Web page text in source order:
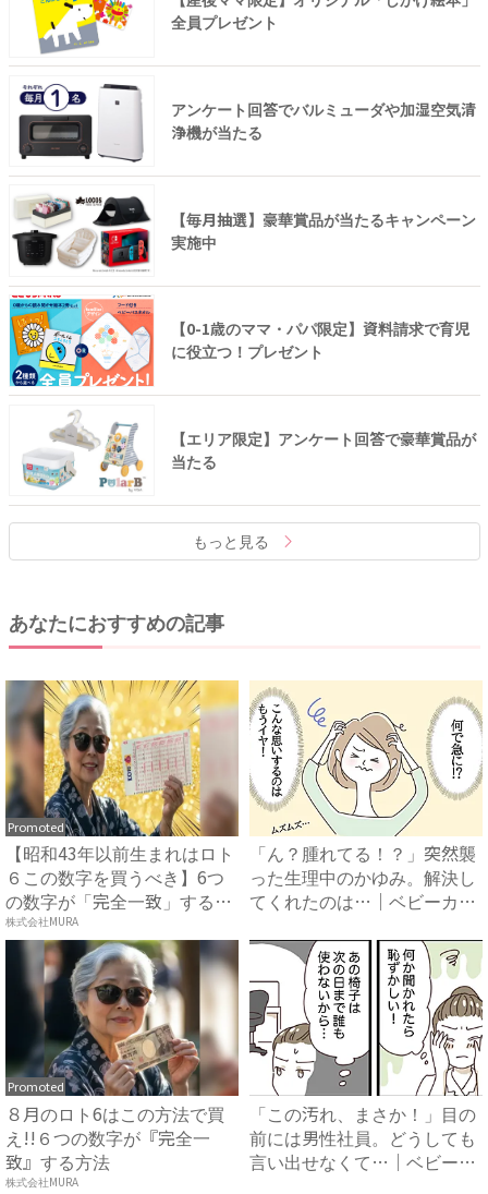
全員プレゼント
アンケート回答でバルミューダや加湿空気清
浄機が当たる
【毎月抽選】豪華賞品が当たるキャンペーン
実施中
【0-1歳のママ・パパ限定】資料請求で育児
に役立つ！プレゼント
【エリア限定】アンケート回答で豪華賞品が
当たる
もっと見る
あなたにおすすめの記事
Promoted
【昭和43年以前生まれはロト
６この数字を買うべき】6つ
の数字が「完全一致」する
方...
株式会社MURA
「ん？腫れてる！？」突然襲
った生理中のかゆみ。解決し
てくれたのは…｜ベビーカレ
Promoted
８月のロト6はこの方法で買
え!!６つの数字が『完全一
致』する方法
株式会社MURA
「この汚れ、まさか！」目の
前には男性社員。どうしても
言い出せなくて…｜ベビーカ